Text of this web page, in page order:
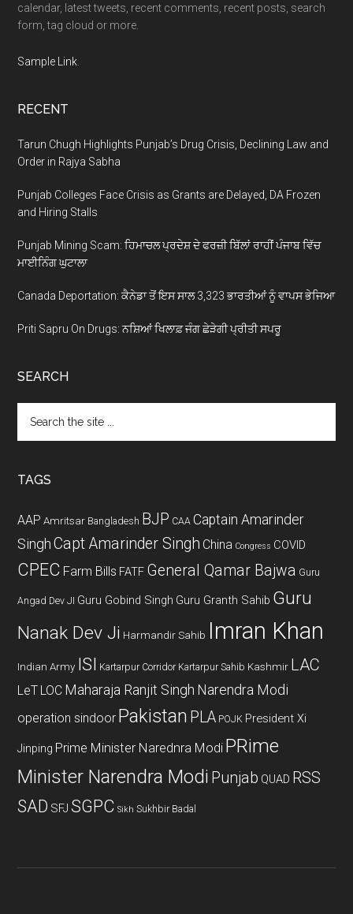
calendar, latest tweets, recent comments, recent posts, search
form, tag cloud or more.
Sample Link
RECENT
Tarun Chugh Highlights Punjab’s Drug Crisis, Declining Law and
Order in Rajya Sabha
Punjab Colleges Face Crisis as Grants are Delayed, DA Frozen
and Hiring Stalls
Punjab Mining Scam: ਹਿਮਾਚਲ ਪ੍ਰਦੇਸ਼ ਦੇ ਫਰਜ਼ੀ ਬਿੱਲਾਂ ਰਾਹੀਂ ਪੰਜਾਬ ਵਿੱਚ
ਮਾਈਨਿੰਗ ਘੁਟਾਲਾ
Canada Deportation: ਕੈਨੇਡਾ ਤੋਂ ਇਸ ਸਾਲ 3,323 ਭਾਰਤੀਆਂ ਨੂੰ ਵਾਪਸ ਭੇਜਿਆ
Priti Sapru On Drugs: ਨਸ਼ਿਆਂ ਖਿਲਾਫ਼ ਜੰਗ ਛੇੜੇਗੀ ਪ੍ਰੀਤੀ ਸਪਰੂ
SEARCH
the
TAGS
AAP Amritsar Bangladesh BJP CAA Captain Amarinder
Singh Capt Amarinder Singh China Congress COVID
CPEC Farm Bills FATF General Qamar Bajwa Guru
Angad Dev JI Guru Gobind Singh Guru Granth Sahib Guru
Nanak Dev Ji Harmandir Sahib Imran Khan
Indian Army ISI Kartarpur Corridor Kartarpur Sahib Kashmir LAC
LeT LOC Maharaja Ranjit Singh Narendra Modi
operation sindoor Pakistan PLA POJK President Xi
Jinping Prime Minister Narednra Modi PRime
Minister Narendra Modi Punjab QUAD RSS
SAD SFJ SGPC Sikh Sukhbir Badal